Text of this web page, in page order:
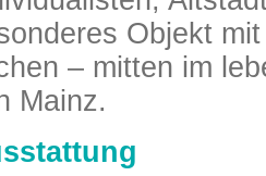
Objekt
– mitten im
Mainz.